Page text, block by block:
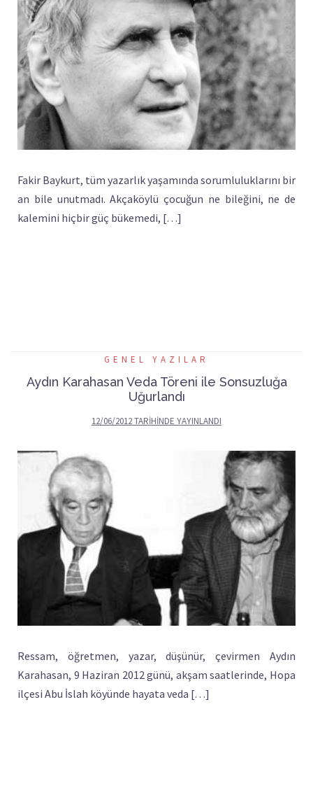
Fakir Baykurt, tüm yazarlık yaşamında sorumluluklarını bir
an bile unutmadı. Akçaköylü çocuğun ne bileğini, ne de
kalemini hiçbir güç bükemedi, […]
GENEL YAZILAR
Aydın Karahasan Veda Töreni ile Sonsuzluğa
Uğurlandı
12/06/2012TARIHINDE YAYINLANDI
Ressam, öğretmen, yazar, düşünür, çevirmen Aydın
Karahasan, 9 Haziran 2012 günü, akşam saatlerinde, Hopa
ilçesi Abu İslah köyünde hayata veda […]